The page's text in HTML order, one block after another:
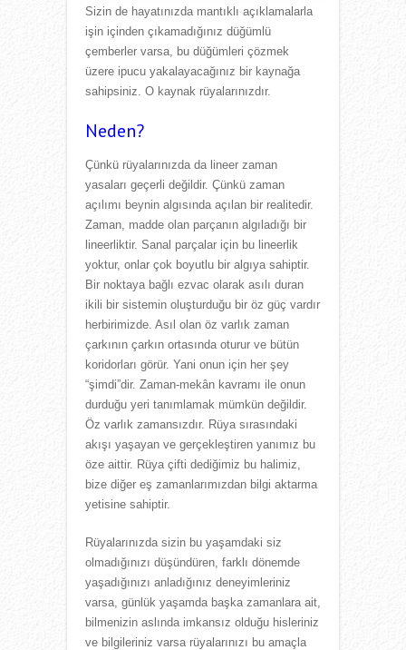
Sizin de hayatınızda mantıklı açıklamalarla
işin içinden çıkamadığınız düğümlü
çemberler varsa, bu düğümleri çözmek
üzere ipucu yakalayacağınız bir kaynağa
sahipsiniz. O kaynak rüyalarınızdır.
Neden?
Çünkü rüyalarınızda da lineer zaman
yasaları geçerli değildir. Çünkü zaman
açılımı beynin algısında açılan bir realitedir.
Zaman, madde olan parçanın algıladığı bir
lineerliktir. Sanal parçalar için bu lineerlik
yoktur, onlar çok boyutlu bir algıya sahiptir.
Bir noktaya bağlı ezvac olarak asılı duran
ikili bir sistemin oluşturduğu bir öz güç vardır
herbirimizde. Asıl olan öz varlık zaman
çarkının çarkın ortasında oturur ve bütün
koridorları görür. Yani onun için her şey
“şimdi”dir. Zaman-mekân kavramı ile onun
durduğu yeri tanımlamak mümkün değildir.
Öz varlık zamansızdır. Rüya sırasındaki
akışı yaşayan ve gerçekleştiren yanımız bu
öze aittir. Rüya çifti dediğimiz bu halimiz,
bize diğer eş zamanlarımızdan bilgi aktarma
yetisine sahiptir.
Rüyalarınızda sizin bu yaşamdaki siz
olmadığınızı düşündüren, farklı dönemde
yaşadığınızı anladığınız deneyimleriniz
varsa, günlük yaşamda başka zamanlara ait,
bilmenizin aslında imkansız olduğu hisleriniz
ve bilgileriniz varsa rüyalarınızı bu amaçla